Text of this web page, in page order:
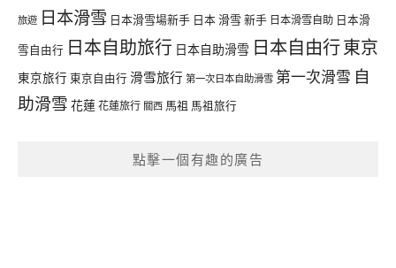
旅遊 日本滑雪 日本滑雪場新手 日本 滑雪 新手 日本滑雪自助 日本滑
雪自由行 日本自助旅行 日本自助滑雪 日本自由行東京
東京旅行 東京自由行 滑雪旅行 第一次日本自助滑雪 第一次滑雪 自
助滑雪 花蓮花蓮旅行 關西 馬祖 馬祖旅行
點擊一個有趣的廣告